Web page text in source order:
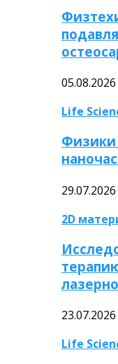
05.08.2026
Life
Физики
29.07.2026
2D
23.07.2026
Life